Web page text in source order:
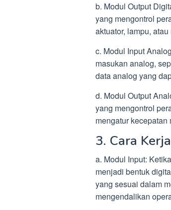
b. Modul Output
yang mengontrol
aktuator, lampu, atau
c. Modul Input
masukan analog,
data analog yang
d. Modul Output
yang mengontrol
mengatur
3. Cara
a. Modul Input:
menjadi bentuk
yang sesuai dalam
mengendalikan